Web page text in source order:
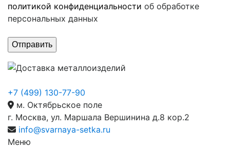
политикой конфиденциальности об обработке
персональных данных
+7 (499) 130-77-90
м. Октябрьское поле
г. Москва, ул. Маршала Вершинина д.8 кор.2
info@svarnaya-setka.ru
Меню